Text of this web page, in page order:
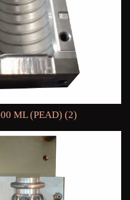
ML (PEAD) (2)